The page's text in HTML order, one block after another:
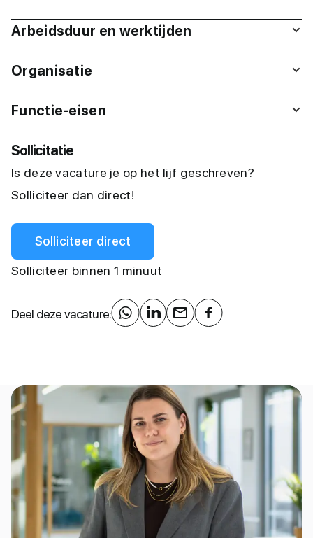
Arbeidsduur en werktijden
Organisatie
Functie-eisen
Sollicitatie
Is deze vacature je op het lijf geschreven?
Solliciteer dan direct!
Solliciteer direct
Solliciteer binnen 1 minuut
Deel deze vacature: